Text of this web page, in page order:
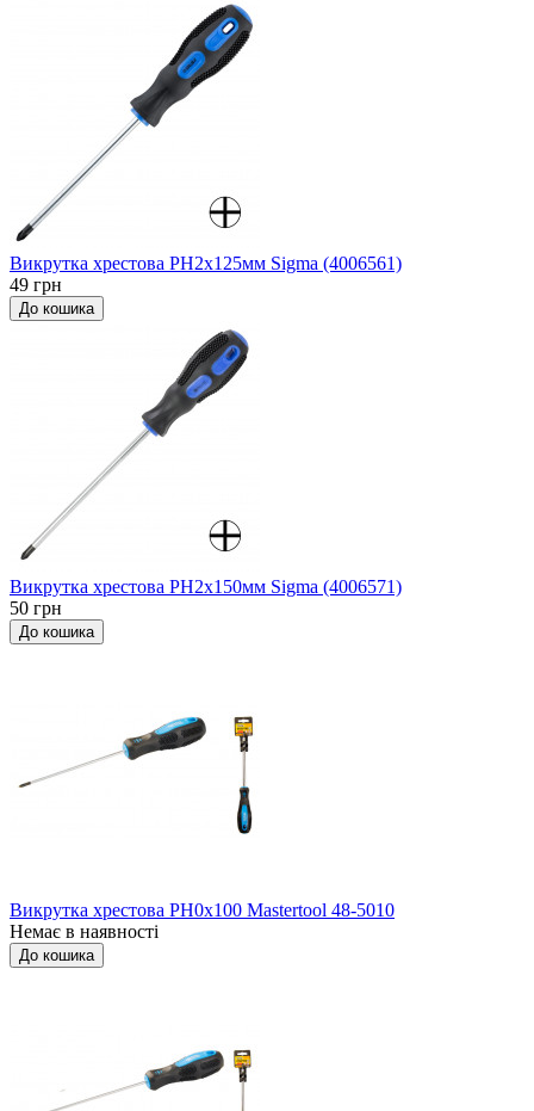
Викрутка хрестова PH2x125мм Sigma (4006561)
49 грн
До кошика
Викрутка хрестова PH2x150мм Sigma (4006571)
50 грн
До кошика
Викрутка хрестова РН0x100 Mastertool 48-5010
Немає в наявності
До кошика